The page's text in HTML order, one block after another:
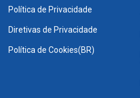
Política de Privacidade
Diretivas de Privacidade
Política de Cookies(BR)